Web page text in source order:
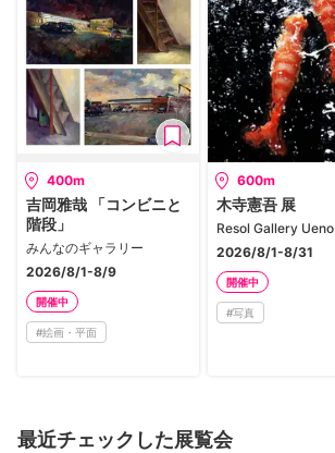
400m
吉岡雅哉 「コンビニと
階段」
みんなのギャラリー
2026/8/1-8/9
開催中
#絵画・平面
600m
木寺憲吾 展
Resol Gallery Ueno
2026/8/1-8/31
開催中
#写真
最近チェックした展覧会